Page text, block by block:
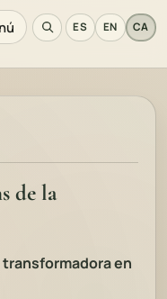
ES EN CA
de la
en